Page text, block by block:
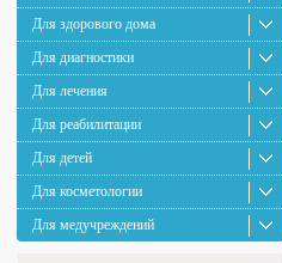
Для здорового дома
Для диагностики
Для лечения
Для реабилитации
Для детей
Для косметологии
Для медучреждений